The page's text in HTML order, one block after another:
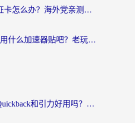
美国玩剑与远征卡怎么办？海外党亲测有效的国服游戏加速指南
海外玩龙之谷2用什么加速器贴吧？老玩家实测推荐，附新加坡猎魂觉醒国外剑与远征加速攻略
海外党必看：Quickback和引力好用吗？3分钟搞懂回国加速器怎么选